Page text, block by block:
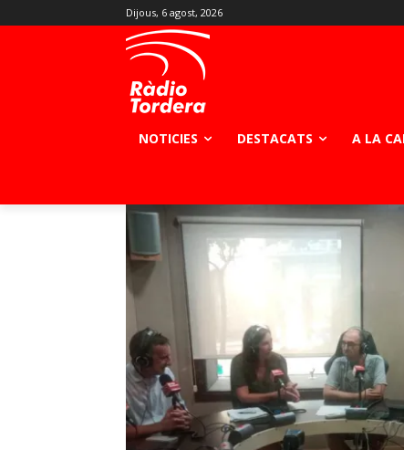
Dijous, 6 agost, 2026
NOTICIES DESTACATS A LA